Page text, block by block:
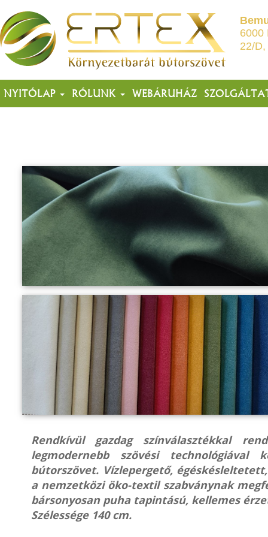
6000
22/
NYITÓLAP RÓLUNK WEBÁRUHÁZ
Rendkívül gazdag színválasztékkal
legmodernebb szövési technológiával
bútorszövet. Vízlepergető,
a nemzetközi öko-textil szabványnak
bársonyosan puha tapintású, kellemes
Szélessége 140 cm.